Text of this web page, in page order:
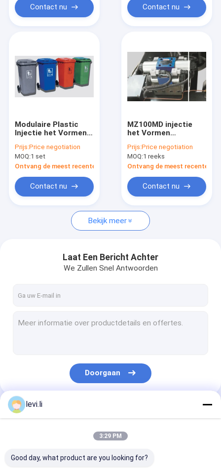
Contact nu Contact nu
Modulaire Plastic
Injectie het Vormen
Plastic Stofbak Te
maken
Prijs:Price negotiation
MOQ:1 set
Ontvang de meest recente Prijs
Contact nu
MZ100MD injectie
het Vormen
Apparaten Hoogste
Veiligheid
Prijs:Price negotiation
MOQ:1 reeks
Ontvang de meest recente
Contact nu
Bekijk meer
Laat Een Bericht Achter
We Zullen Snel Antwoorden
Doorgaan
Onze Categorieën
levi.li
3:29 PM
Good day, what product are you looking for?